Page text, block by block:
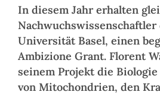
In diesem Jahr erhalten
Universität Basel, einen
Ambizione Grant. Florent
seinem Projekt die
von Mitochondrien, den